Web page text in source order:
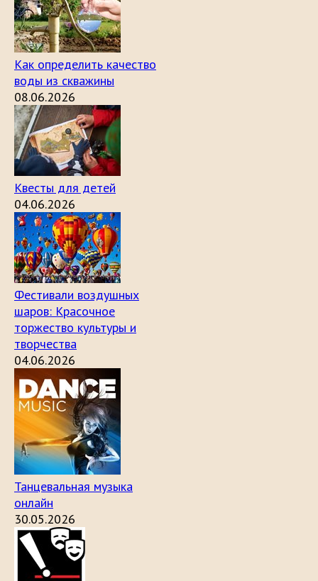
Как определить качество
воды из скважины
08.06.2026
Квесты для детей
04.06.2026
Фестивали воздушных
шаров: Красочное
торжество культуры и
творчества
04.06.2026
Танцевальная музыка
онлайн
30.05.2026